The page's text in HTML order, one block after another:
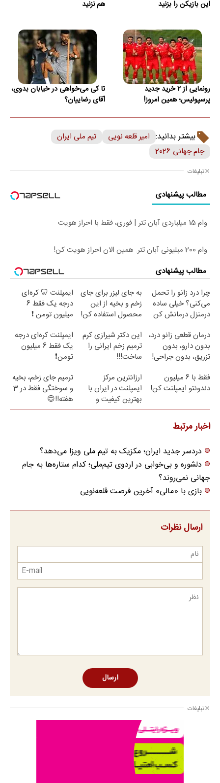
این بازیکن را بزنید هم نزنید
رونمایی از ۲ خرید جدید
پرسپولیس؛ همین امروز!
تا کی می‌خواهی در خیابان بدوی،
آقای رضاییان؟
بیشتر بدانید: امیر قلعه نویی
تیم ملی ایران
جام جهانی 2026
تبلیغات
مطالب پیشنهادی
وام 15 میلیاردی آبان تتر | فوری، فقط با احراز هویت
وام 200 میلیونی آبان تتر. همین الان احراز هویت کن!
مطالب پیشنهادی
چرا درد زانو را تحمل
می‌کنی؟ خیلی ساده
درمنزل درمانش کن
به جای لیزر برای جای
زخم و بخیه از این
محصول استفاده کن!
ایمپلنت 🦷 کره‌ای
درجه یک فقط 6
میلیون تومن ❗
درمان قطعی زانو درد،
بدون دارو، بدون
تزریق، بدون جراحی!
این دکتر شیرازی کرم
ترمیم زخم ایرانی را
ساخت!!!
ایمپلنت کره‌ای درجه
یک فقط 6 میلیون
تومن❗
فقط با 6 میلیون
دندونتو ایمپلنت کن!
ارزانترین مرکز
ایمپلنت در ایران با
بهترین کیفیت و
قیمت
ترمیم جای زخم، بخیه
و سوختگی فقط در 3
هفته!!😍
اخبار مرتبط
دردسر جدید ایران؛ مکزیک به تیم ملی ویزا می‌دهد؟
دلشوره و بی‌خوابی در اردوی تیم‌ملی؛ کدام ستاره‌ها به جام
جهانی نمی‌روند؟
بازی با «مالی» آخرین فرصت قلعه‌نویی
ارسال نظرات
ارسال
تبلیغات